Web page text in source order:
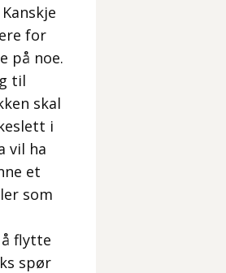
for
på noe.
til
skal
i
vil ha
et
som
flytte
spør